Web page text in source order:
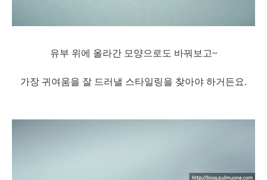
유부 위에 올라간 모양으로도 바꿔보고~
가장 귀여움을 잘 드러낼 스타일링을 찾아야 하거든요.